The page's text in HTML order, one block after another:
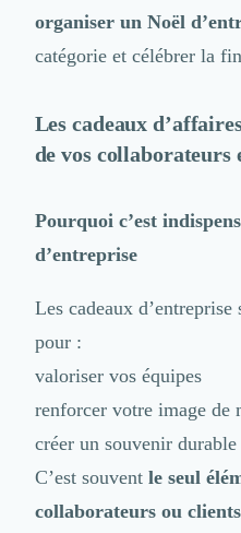
Image de Marque & Branding
Prospection Commerciale
Goodies et Cadeaux d'affaires
Événementiel
Social Ads
Search Engine Optimisation (SEO)
Growth Marketing
Brand Content
Publicité
Communication
Influence Marketing
Photographie
Salons
organiser un Noël
catégorie et célébrer la
Les cadeaux
de vos
Pourquoi c’est
d’entreprise
Les cadeaux
pour :
valoriser vos équipes
renforcer votre image de
créer un souvenir
C’est souvent le seul
collaborateurs ou